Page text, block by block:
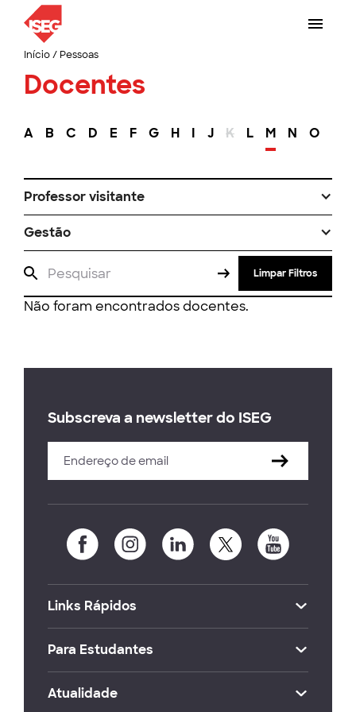
Início/ Pessoas
Docentes
A B C D E F G H I J K L M N O
Professor visitante
Gestão
Limpar Filtros
Não foram encontrados docentes.
Subscreva a newsletter do ISEG
Links Rápidos
Para Estudantes
Atualidade